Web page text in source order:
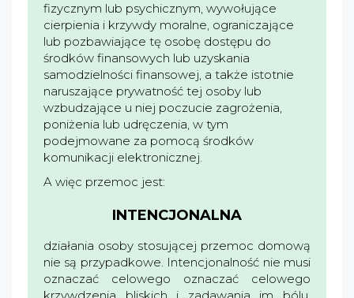
fizycznym lub psychicznym, wywołujące
cierpienia i krzywdy moralne, ograniczające
lub pozbawiające tę osobę dostępu do
środków finansowych lub uzyskania
samodzielności finansowej, a także istotnie
naruszające prywatność tej osoby lub
wzbudzające u niej poczucie zagrożenia,
poniżenia lub udręczenia, w tym
podejmowane za pomocą środków
komunikacji elektronicznej.
A więc przemoc jest:
INTENCJONALNA
działania osoby stosującej przemoc domową
nie są przypadkowe. Intencjonalność nie musi
oznaczać celowego oznaczać celowego